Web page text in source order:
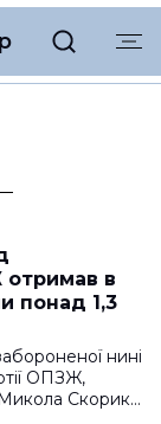
в
понад 1,3
нині
ОПЗЖ,
Скорик…